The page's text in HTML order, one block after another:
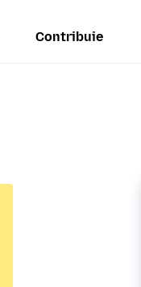
Contribuie